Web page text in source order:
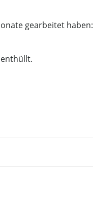
gearbeitet haben: